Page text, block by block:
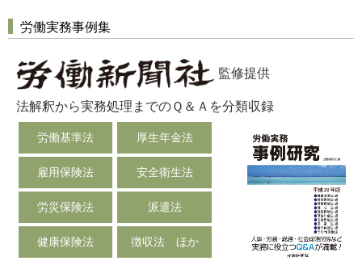
労働実務事例集
監修提供
法解釈から実務処理までのＱ＆Ａを分類収録
労働基準法 厚生年金法
雇用保険法 安全衛生法
労災保険法 派遣法
健康保険法 徴収法 ほか